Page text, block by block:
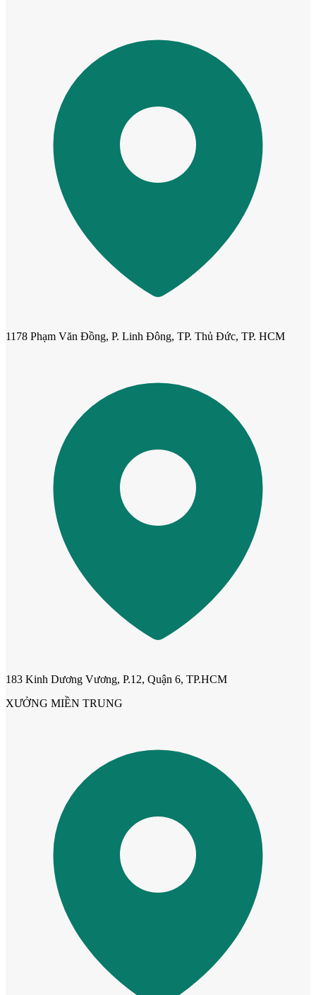
Cửa ô kính
Cửa phào chỉ nổi
1178 Phạm Văn Đồng, P. Linh Đông, TP. Thủ Đức, TP. HCM
183 Kinh Dương Vương, P.12, Quận 6, TP.HCM
XƯỞNG MIỀN TRUNG